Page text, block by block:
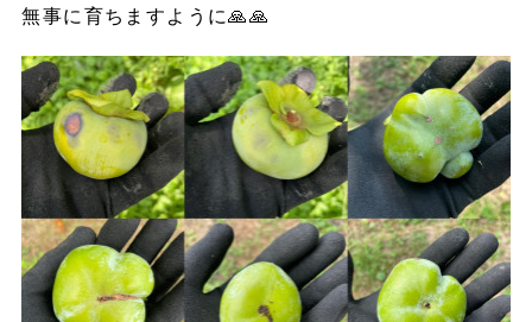
無事に育ちますように🙏🙏